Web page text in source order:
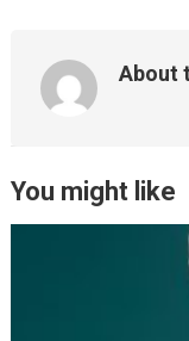
About
You might like